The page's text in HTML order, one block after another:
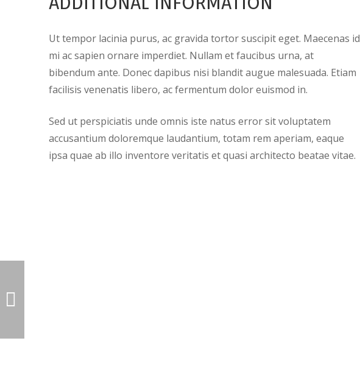
Ut tempor lacinia purus, ac gravida tortor suscipit eget. Maecenas id
mi ac sapien ornare imperdiet. Nullam et faucibus urna, at
bibendum ante. Donec dapibus nisi blandit augue malesuada. Etiam
facilisis venenatis libero, ac fermentum dolor euismod in.
Sed ut perspiciatis unde omnis iste natus error sit voluptatem
accusantium doloremque laudantium, totam rem aperiam, eaque
ipsa quae ab illo inventore veritatis et quasi architecto beatae vitae.